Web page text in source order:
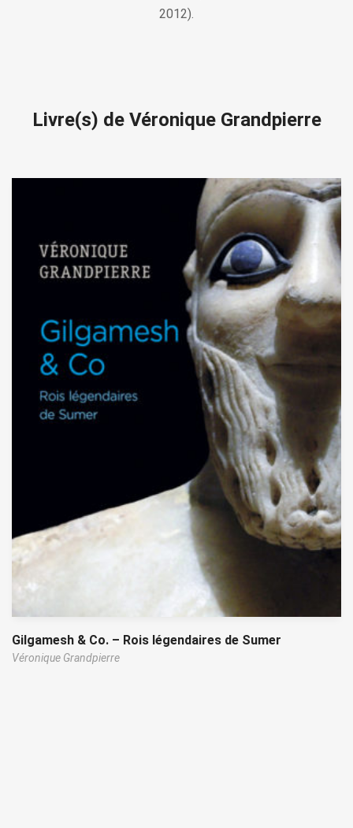
2012).
Livre(s) de Véronique Grandpierre
Gilgamesh & Co. – Rois légendaires de Sumer
Véronique Grandpierre